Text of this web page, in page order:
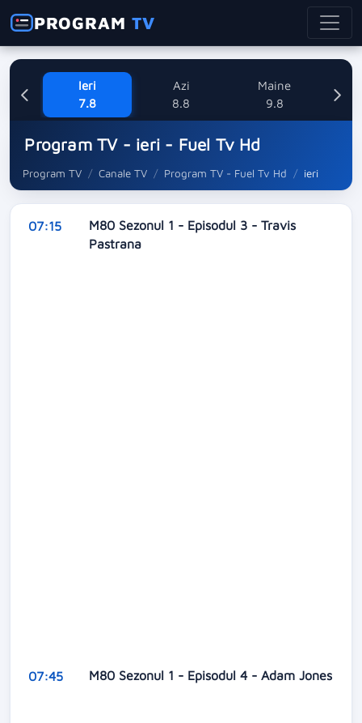
PROGRAMTV
Ieri
7.8
Azi
8.8
Maine
9.8
Program TV - ieri - Fuel Tv Hd
Program TV Canale TV Program TV - Fuel Tv Hd ieri
07:15
M80 Sezonul 1 - Episodul 3 - Travis
Pastrana
07:45 M80 Sezonul 1 - Episodul 4 - Adam Jones